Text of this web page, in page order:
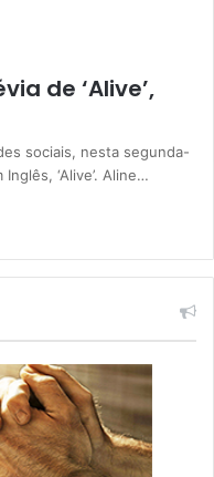
de ‘Alive’,
sociais, nesta segunda-
‘Alive’. Aline…